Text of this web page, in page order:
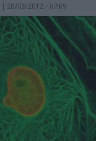
| 20/03/2012 - 07:09